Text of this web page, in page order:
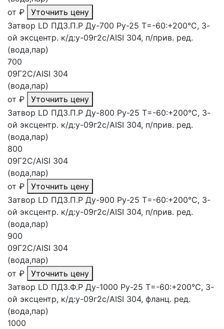
от ₽
Уточнить цену
Затвор LD ПДЗ.П.Р Ду-700 Ру-25 Т=-60:+200°С, 3-
ой эксцентр. к/д:у-09г2с/AISI 304, п/прив. ред.
(вода,пар)
700
09Г2С/AISI 304
(вода,пар)
от ₽
Уточнить цену
Затвор LD ПДЗ.П.Р Ду-800 Ру-25 Т=-60:+200°С, 3-
ой эксцентр. к/д:у-09г2с/AISI 304, п/прив. ред.
(вода,пар)
800
09Г2С/AISI 304
(вода,пар)
от ₽
Уточнить цену
Затвор LD ПДЗ.П.Р Ду-900 Ру-25 Т=-60:+200°С, 3-
ой эксцентр. к/д:у-09г2с/AISI 304, п/прив. ред.
(вода,пар)
900
09Г2С/AISI 304
(вода,пар)
от ₽
Уточнить цену
Затвор LD ПДЗ.Ф.Р Ду-1000 Ру-25 Т=-60:+200°С, 3-
ой эксцентр, к/д:у-09г2с/AISI 304, фланц. ред.
(вода,пар)
1000